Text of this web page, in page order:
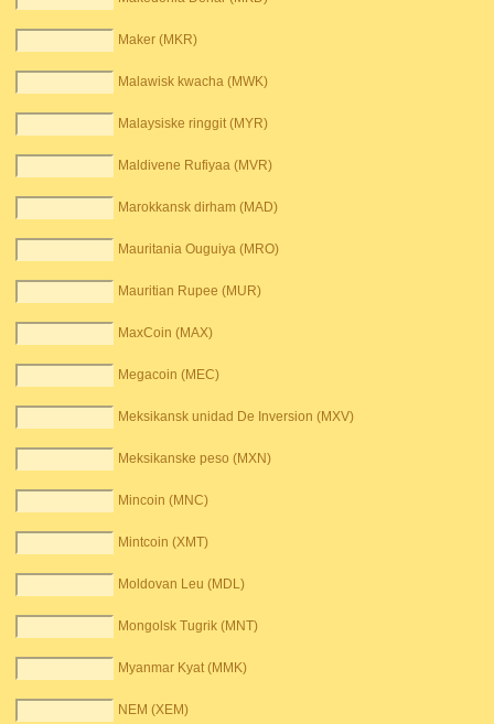
Maker (MKR)
Malawisk kwacha (MWK)
Malaysiske ringgit (MYR)
Maldivene Rufiyaa (MVR)
Marokkansk dirham (MAD)
Mauritania Ouguiya (MRO)
Mauritian Rupee (MUR)
MaxCoin (MAX)
Megacoin (MEC)
Meksikansk unidad De Inversion (MXV)
Meksikanske peso (MXN)
Mincoin (MNC)
Mintcoin (XMT)
Moldovan Leu (MDL)
Mongolsk Tugrik (MNT)
Myanmar Kyat (MMK)
NEM (XEM)